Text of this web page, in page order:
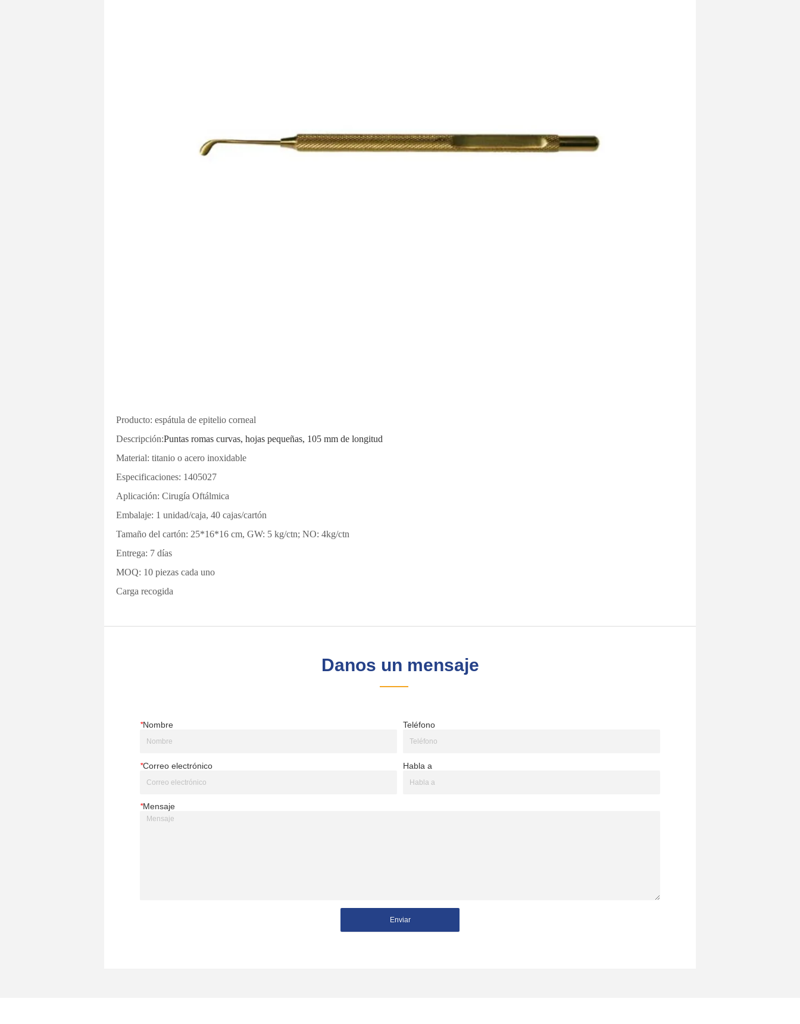
Danos un mensaje
*Nombre Teléfono
*Correo electrónico Habla a
*Mensaje
Enviar